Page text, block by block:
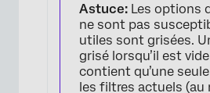
Astuce: Les options
ne sont pas
utiles sont grisées.
grisé lorsqu’il est
contient qu’une
les filtres actuels (au